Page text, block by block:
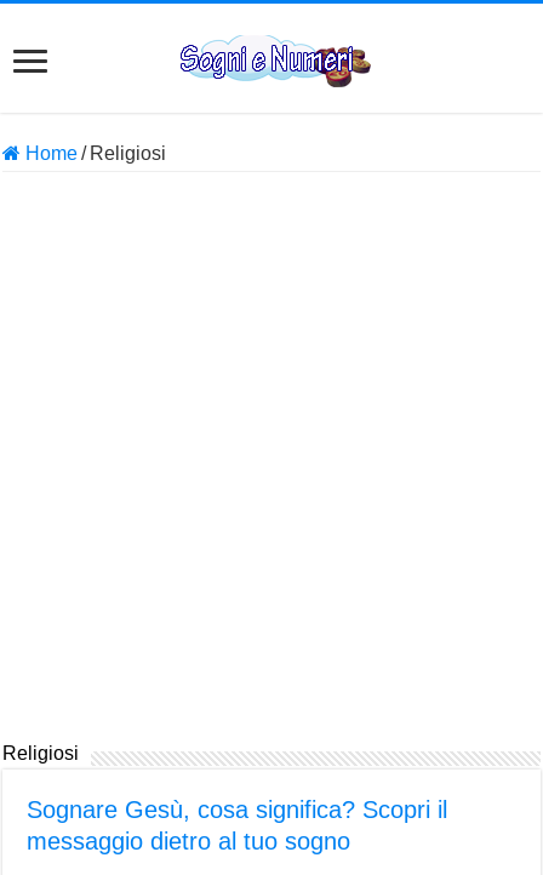
Home/ Religiosi
Religiosi
Sognare Gesù, cosa significa? Scopri il
messaggio dietro al tuo sogno